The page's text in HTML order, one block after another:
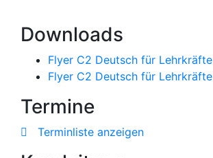
Downloads
Flyer C2 Deutsch für Lehrkräfte
Flyer C2 Deutsch für Lehrkräfte
Termine
Terminliste anzeigen